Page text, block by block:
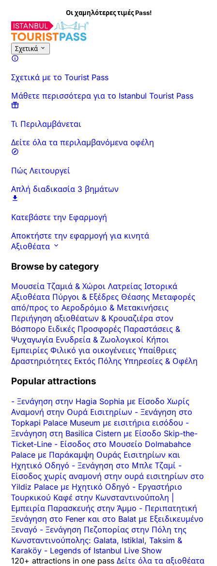
Οι χαμηλότερες τιμές Pass!
Σχετικά
Σχετικά με το Tourist Pass
Μάθετε περισσότερα για το Istanbul Tourist Pass
Τι Περιλαμβάνεται
Δείτε όλα τα περιλαμβανόμενα οφέλη
Πώς Λειτουργεί
Απλή διαδικασία 3 βημάτων
Κατεβάστε την Εφαρμογή
Αποκτήστε την εφαρμογή για κινητά
Αξιοθέατα
Browse by category
Μουσεία Τζαμιά & Χώροι Λατρείας Ιστορικά
Αξιοθέατα Πύργοι & Εξέδρες Θέασης Μεταφορές
από/προς το Αεροδρόμιο & Μετακινήσεις
Περιήγηση αξιοθέατων & Κρουαζιέρα στον
Βόσπορο Ειδικές Προσφορές Παραστάσεις &
Ψυχαγωγία Ενυδρεία & Ζωολογικοί Κήποι
Εμπειρίες Φιλικό για οικογένειες Υπαίθριες
Δραστηριότητες Εκτός Πόλης Υπηρεσίες & Οφέλη
Popular attractions
- Ξενάγηση στην Hagia Sophia με Είσοδο Χωρίς
Αναμονή στην Ουρά Εισιτηρίων - Ξενάγηση στο
Topkapi Palace Museum με εισιτήρια εισόδου -
Ξενάγηση στη Basilica Cistern με Είσοδο Skip-the-
Ticket-Line - Είσοδος στο Μουσείο Dolmabahce
Palace με Παράκαμψη Ουράς Εισιτηρίων και
Ηχητικό Οδηγό - Ξενάγηση στο Μπλε Τζαμί -
Είσοδος χωρίς αναμονή στην ουρά εισιτηρίων στο
Yildiz Palace με Ηχητικό Οδηγό - Εργαστήριο
Τουρκικού Καφέ στην Κωνσταντινούπολη |
Εμπειρία Παρασκευής στην Άμμο - Περιπατητική
Ξενάγηση στο Fener και στο Balat με Εξειδικευμένο
Ξεναγό - Ξενάγηση Πεζοπορίας στην Πόλη της
Κωνσταντινούπολης: Galata, Istiklal, Taksim &
Karaköy - Legends of Istanbul Live Show
120+ attractions in one pass Δείτε όλα τα αξιοθέατα
Σχετικά με τη Δραστηριότητα Επισκόπηση